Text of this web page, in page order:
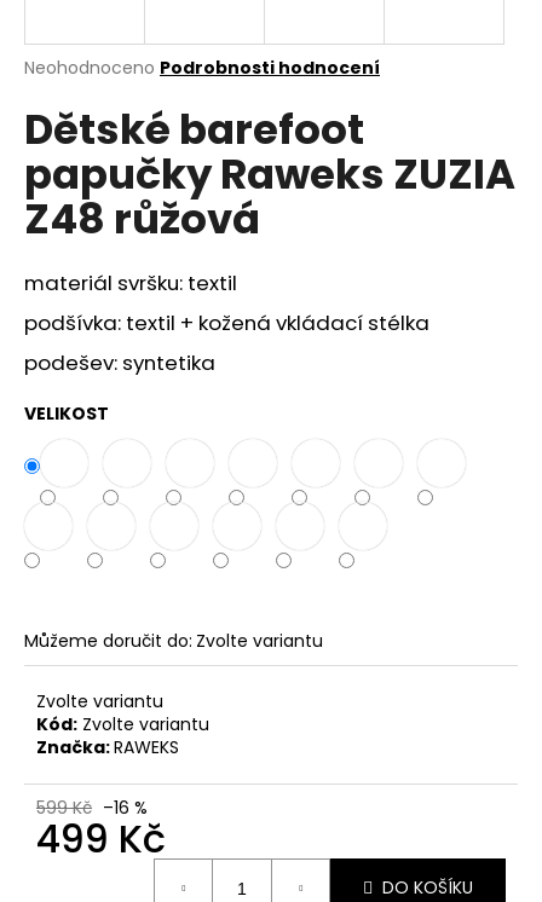
Průměrné
produktu
je
5
hvězdiček.
Neohodnoceno Podrobnosti hodnocení
Dětské barefoot
papučky Raweks ZUZIA
Z48 růžová
materiál svršku: textil
podšívka: textil + kožená vkládací stélka
podešev: syntetika
VELIKOST
Můžeme doručit do: Zvolte variantu
Zvolte variantu
Kód: Zvolte variantu
Značka:RAWEKS
599 Kč –16 %
499 Kč
DO KOŠÍKU
j
t
?
HLEDAT
D
o
o
u
č
u
m
KORKOVÝ
JEDNOPÁSKOVÝ
215201
KORKÁČ